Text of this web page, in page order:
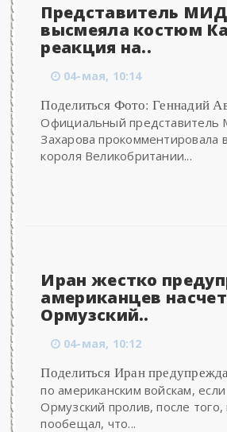
Представитель
высмеяла костюм
реакция на..
04-мая, 10:14
Поделиться Фото: Геннадий
Официальный
Захарова прокомментировала
короля Великобритании...
Иран жестко
американцев
Ормузский..
04-мая, 10:12
Поделиться Иран
по американским войскам,
Ормузский пролив, после того,
пообещал, что...